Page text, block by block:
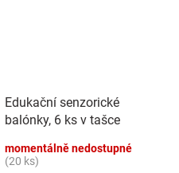
Edukační senzorické
balónky, 6 ks v tašce
momentálně nedostupné
(20 ks)